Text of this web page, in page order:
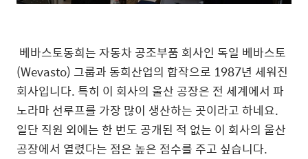
베바스토동희는 자동차 공조부품 회사인 독일 베바스토
(Wevasto) 그룹과 동희산업의 합작으로 1987년 세워진
회사입니다. 특히 이 회사의 울산 공장은 전 세계에서 파
노라마 선루프를 가장 많이 생산하는 곳이라고 하네요.
일단 직원 외에는 한 번도 공개된 적 없는 이 회사의 울산
공장에서 열렸다는 점은 높은 점수를 주고 싶습니다.